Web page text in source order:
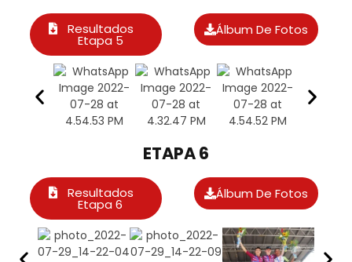
Resultados
Etapa 5
Álbum De Fotos
ETAPA 6
Resultados
Etapa 6
Álbum De Fotos